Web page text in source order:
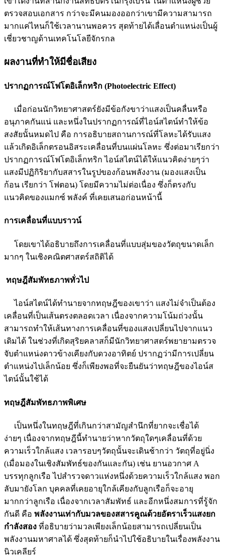
ตรวจสอบเอกสาร กว่าจะมีคนมองออกว่าเขามีความสามารถ
มากแค่ไหนก็ใช้เวลานานพอควร สุดท้ายได้เลื่อนตำแหน่งเป็นผู้
เชี่ยวชาญด้านเทคโนโลยีจักรกล
ผลงานที่ทำให้มีชื่อเสียง
ปรากฏการณ์โฟโตอิเล็กทริก (Photoelectric Effect)
เมื่อก่อนนักวิทยาศาสตร์ยังมีข้อกังขาว่าแสงเป็นคลื่นหรือ
อนุภาคกันแน่ และหนึ่งในปรากฏการณ์ที่ไอน์สไตน์ทำให้ข้อ
สงสัยนั้นหมดไป คือ การอธิบายสถานการณ์ที่โลหะได้รับแสง
แล้วเกิดอิเล็กตรอนอิสระเคลื่อนที่บนแผ่นโลหะ ซึ่งต่อมาเรียกว่า
ปรากฏการณ์โฟโตอิเล็กทริก ไอน์สไตน์ได้ให้แนวคิดง่ายๆว่า
แสงมีปฏิกิริยากับสสารในรูปของก้อนพลังงาน (มองแสงเป็น
ก้อน เรียกว่า โฟตอน) โดยมีความไม่ต่อเนื่อง ซึ่งก็ตรงกับ
แนวคิดของแมกซ์ พลังค์ ที่เคยเสนอก่อนหน้านี้
การเคลื่อนที่แบบราวน์
โดยเขาได้อธิบายถึงการเคลื่อนที่แบบสุ่มของวัตถุขนาดเล็ก
มากๆ ในเชิงคณิตศาสตร์สถิติได้
ทฤษฎีสัมพัทธภาพทั่วไป
ไอน์สไตน์ได้ทำนายจากทฤษฎีของเขาว่า แสงไม่จำเป็นต้อง
เคลื่อนที่เป็นเส้นตรงตลอดเวลา เนื่องจากความโน้มถ่วงนั้น
สามารถทำให้เส้นทางการเคลื่อนที่ของแสงเปลี่ยนไปจากแนว
เดิมได้ ในช่วงที่เกิดสุริยคลาสก็มีนักวิทยาศาสตร์พยายามตรวจ
จับตำแหน่งดาวข้างเคียงกับดวงอาทิตย์ ปรากฏว่ามีการเปลี่ยน
ตำแหน่งไปเล็กน้อย ซึ่งก็เพียงพอที่จะยืนยันว่าทฤษฎีของไอน์ส
ไตน์นั้นใช้ได้
ทฤษฎีสัมพัทธภาพพิเศษ
เป็นหนึ่งในทฤษฎีที่เกินกว่าสามัญสำนึกที่ยากจะเชื่อได้
ง่ายๆ เนื่องจากทฤษฎีนี้ทำนายว่าหากวัตถุใดๆเคลื่อนที่ด้วย
ความเร็วใกล้แสง เวลารอบๆวัตถุนั้นจะเดินช้ากว่า วัตถุที่อยู่นิ่ง
(เมื่อมองในเชิงสัมพัทธ์ของกันและกัน) เช่น ยานอวกาศ A
บรรทุกลูกเรือ ไปสำรวจดาวแห่งหนึ่งด้วยความเร็วใกล้แสง พอก
ลับมายังโลก บุคคลที่เคยอายุใกล้เคียงกับลูกเรือก็จะอายุ
มากกว่าลูกเรือ เนื่องจากเวลาสัมพัทธ์ และอีกหนึ่งสมการที่รู้จัก
กันดี คือ พลังงานเท่ากับมวลของสสารคูณด้วยอัตราเร็วแสงยก
กำลังสอง ที่อธิบายว่ามวลเพียงเล็กน้อยสามารถเปลี่ยนเป็น
พลังงานมหาศาลได้ ซึ่งสุดท้ายก็นำไปใช้อธิบายในเรื่องพลังงาน
นิวเคลียร์